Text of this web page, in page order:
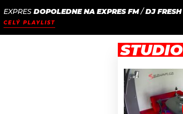
EXPRES DOPOLEDNE NA EXPRES FM/DJ FRESH
CELÝ PLAYLIST
STUDIO